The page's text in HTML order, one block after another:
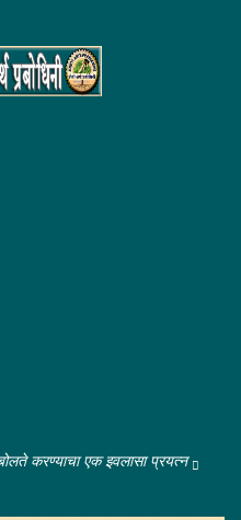
करण्याचा एक इवलासा प्रयत्न